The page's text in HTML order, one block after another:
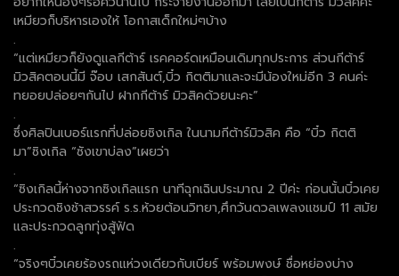
เหมียวก็บริหารเองให้ โอกาสเด็กใหม่ๆบ้าง
.
“แต่เหมียวก็ยังดูแลกีต้าร์ เรคคอร์ดเหมือนเดิมทุกประการ ส่วนกีต้าร์
มิวสิคตอนนี้มี จ๊อบ เสกสันต์,บิ๋ว กิตติมาและจะมีน้องใหม่อีก 3 คนค่ะ
ทยอยปล่อยๆกันไป ฝากกีต้าร์ มิวสิคด้วยนะคะ”
.
ซึ่งศิลปินเบอร์แรกที่ปล่อยซิงเกิล ในนามกีต้าร์มิวสิค คือ “บิ๋ว กิตติ
มา”ซิงเกิล “ซังเขาบ่ลง”เผยว่า
.
“ซิงเกิลนี้ห่างจากซิงเกิลแรก นาทีฉุกเฉินประมาณ 2 ปีค่ะ ก่อนนั้นบิ๋วเคย
ประกวดชิงช้าสวรรค์ ร.ร.ห้วยต้อนวิทยา,ศึกวันดวลเพลงแชมป์ 11 สมัย
และประกวดลูกทุ่งสู้ฟัด
.
“จริงๆบิ๋วเคยร้องรถแห่วงเดียวกับเบียร์ พร้อมพงษ์ ชื่อหย่องบ่าง